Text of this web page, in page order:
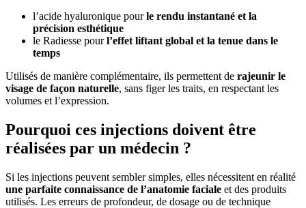
l’acide hyaluronique pourle rendu instantané et la
précision esthétique
le Radiesse pourl’effet liftant global et la tenue dans le
temps
Utilisés de manière complémentaire, ils permettent de rajeunir le
visage de façon naturelle, sans figer les traits, en respectant les
volumes et l’expression.
Pourquoi ces injections doivent être
réalisées par un médecin ?
Si les injections peuvent sembler simples, elles nécessitent en réalité
une parfaite connaissance de l’anatomie faciale et des produits
utilisés. Les erreurs de profondeur, de dosage ou de technique